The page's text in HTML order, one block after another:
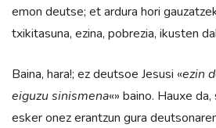
emon deutse; et ardura hori
txikitasuna, ezina, pobrezia, ikusten
Baina, hara!; ez deutsoe Jesusi «ezin
eiguzu sinismena«» baino. Hauxe
esker onez erantzun gura